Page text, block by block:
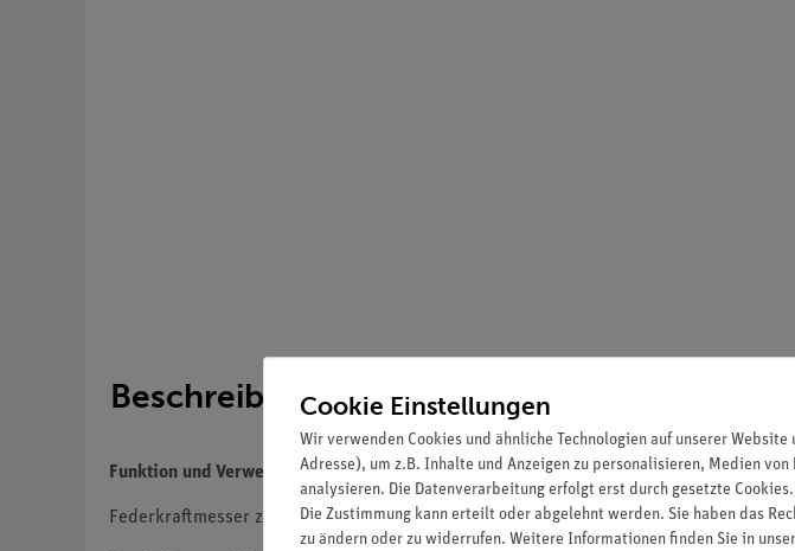
Beschreibung
Funktion und Verwendung
Federkraftmesser zur quantitativen Bestimmung wirkender Kräfte sowie zur
Cookie Einstellungen
Wir verwenden Cookies und ähnliche Technologien auf unserer
Adresse), um z.B. Inhalte und Anzeigen zu personalisieren, Medien
analysieren. Die Datenverarbeitung erfolgt erst durch gesetzte
Die Zustimmung kann erteilt oder abgelehnt werden. Sie haben das
zu ändern oder zu widerrufen. Weitere Informationen finden Sie in